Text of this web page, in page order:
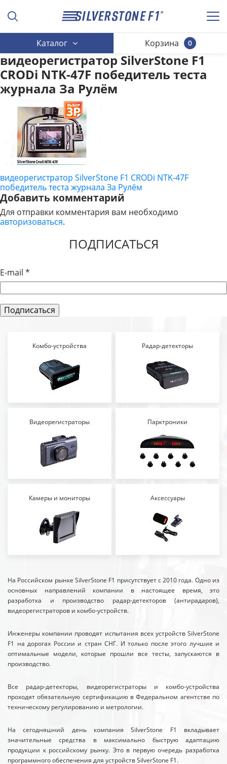
Каталог 0
Корзина
видеорегистратор SilverStone F1
CRODi NTK-47F победитель теста
журнала За Рулём
НАВИГАЦИЯ
ПО
ЗАПИСЯМ
видеорегистратор SilverStone F1 CRODi NTK-47F
победитель теста журнала За Рулём
Добавить комментарий
Для отправки комментария вам необходимо
авторизоваться.
ПОДПИСАТЬСЯ
E-mail *
Комбо-устройства Радар-детекторы
Видеорегистраторы Парктроники
Камеры и мониторы Аксессуары
На Российском рынке SilverStone F1 присутствует с 2010 года. Одно из
основных направлений компании в настоящее время, это
разработка и производство радар-детекторов (антирадаров),
видеорегистраторов и комбо-устройств.
Инженеры компании проводят испытания всех устройств SilverStone
F1 на дорогах России и стран СНГ. И только после этого лучшие и
оптимальные модели, которые прошли все тесты, запускаются в
производство.
Все радар-детекторы, видеорегистраторы и комбо-устройства
проходят обязательную сертификацию в Федеральном агентстве по
техническому регулированию и метрологии.
На сегодняшний день компания SilverStone F1 вкладывает
значительные средства в максимально быструю адаптацию
продукции к российскому рынку. Это в первую очередь разработка
программного обеспечения для устройств SilverStone F1.